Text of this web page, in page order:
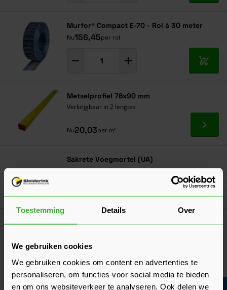
Toestemming Details Over
We gebruiken cookies
We gebruiken cookies om content en advertenties te
personaliseren, om functies voor social media te bieden
en om ons websiteverkeer te analyseren. Ook delen we
Murfor® Compact E-70 - Rol à 30 meter
Nu156,45per rol
In
Metselprofiel 78x90 mm
Verkrijgbaar in 2 lengtes
Nu20,03per m¹ Ga
Sakrete Voegmortel (UA)
Verkrijgbaar in 8 kleuren
11,17
Eurowall Spouwisolatie
Verkrijgbaar in 8 varianten
19,32